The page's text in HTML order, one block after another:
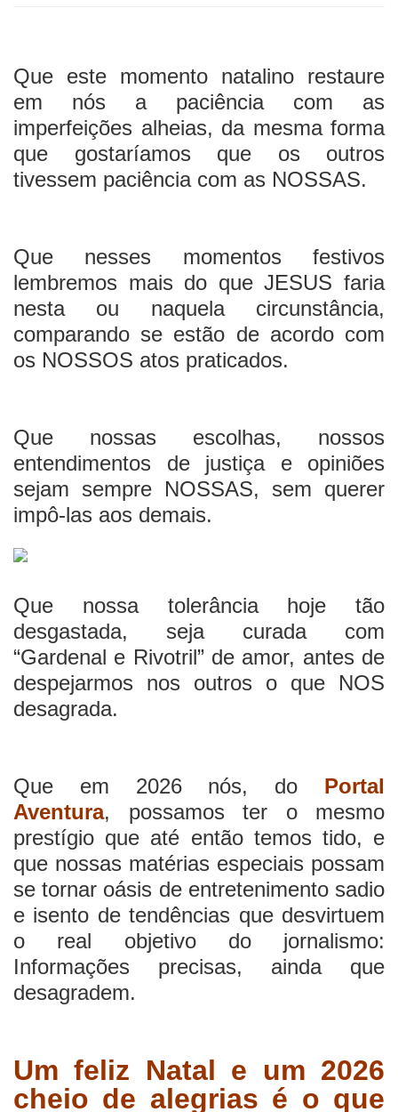
Que este momento natalino restaure
em nós a paciência com as
imperfeições alheias, da mesma forma
que gostaríamos que os outros
tivessem paciência com as NOSSAS.
Que nesses momentos festivos
lembremos mais do que JESUS faria
nesta ou naquela circunstância,
comparando se estão de acordo com
os NOSSOS atos praticados.
Que nossas escolhas, nossos
entendimentos de justiça e opiniões
sejam sempre NOSSAS, sem querer
impô-las aos demais.
Que nossa tolerância hoje tão
desgastada, seja curada com
“Gardenal e Rivotril” de amor, antes de
despejarmos nos outros o que NOS
desagrada.
Que em 2026 nós, do Portal
Aventura, possamos ter o mesmo
prestígio que até então temos tido, e
que nossas matérias especiais possam
se tornar oásis de entretenimento sadio
e isento de tendências que desvirtuem
o real objetivo do jornalismo:
Informações precisas, ainda que
desagradem.
Um feliz Natal e um 2026
cheio de alegrias é o que